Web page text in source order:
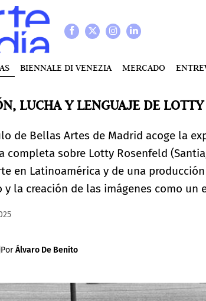
BIENNALE DI VENEZIA MERCADO
LUCHA Y LENGUAJE DE
de Bellas Artes de Madrid acoge la
completa sobre Lotty Rosenfeld
en Latinoamérica y de una
la creación de las imágenes como un
PorÁlvaro De Benito